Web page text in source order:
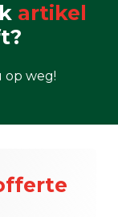
artikel
op weg!